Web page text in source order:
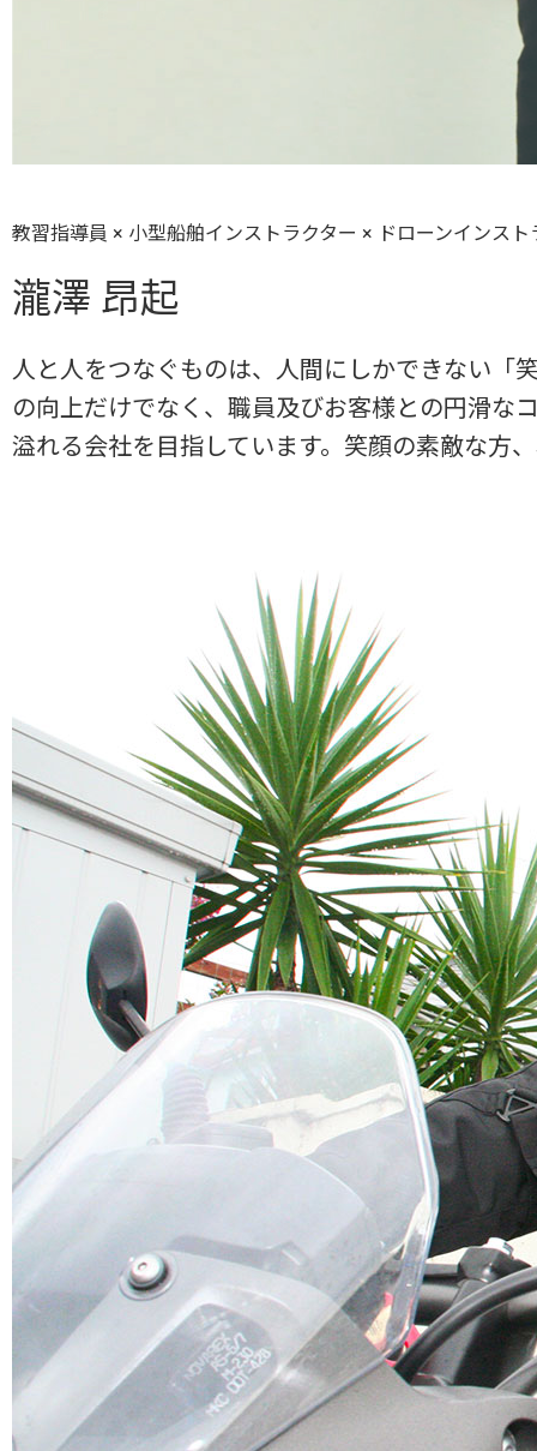
教習指導員 × 小型船舶インストラクター × ドローンインスト
瀧澤 昂起
人と人をつなぐものは、人間にしかできない「
の向上だけでなく、職員及びお客様との円滑な
溢れる会社を目指しています。笑顔の素敵な方